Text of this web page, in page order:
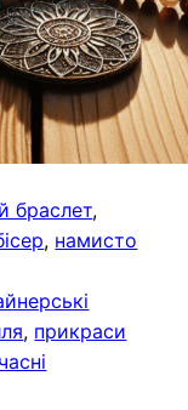
браслет
, намисто
, прикраси